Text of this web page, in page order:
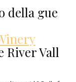
della gue
River Vall